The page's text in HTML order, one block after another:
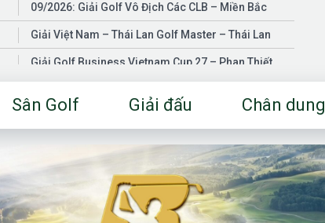
09/2026: Giải Golf Vô Địch Các CLB – Miền Bắc
Giải Việt Nam – Thái Lan Golf Master – Thái Lan
Giải Golf Business Vietnam Cup 27 – Phan Thiết
Fgolf Open Championship – Tây Ninh
Golf Business Vietnam Cup 25
Sân Golf Giải đấu Chân